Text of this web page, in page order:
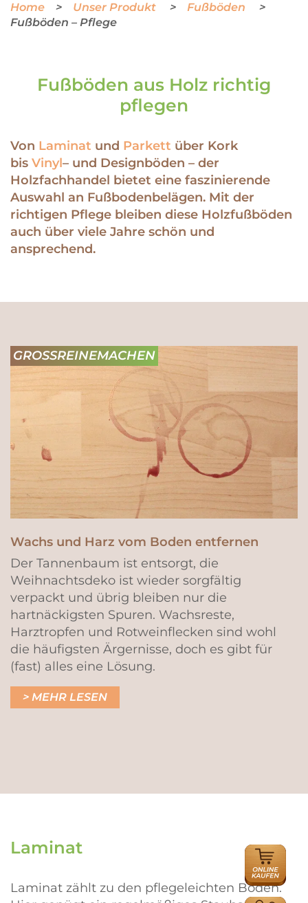
Home Unser Produkt
Fußböden
Fußböden – Pflege
Fußböden aus Holz richtig
pflegen
Von Laminat und Parkett über Kork
bis Vinyl– und Designböden – der
Holzfachhandel bietet eine faszinierende
Auswahl an Fußbodenbelägen. Mit der
richtigen Pflege bleiben diese Holzfußböden
auch über viele Jahre schön und
ansprechend.
GROSSREINEMACHEN
Wachs und Harz vom Boden entfernen
Der Tannenbaum ist entsorgt, die
Weihnachtsdeko ist wieder sorgfältig
verpackt und übrig bleiben nur die
hartnäckigsten Spuren. Wachsreste,
Harztropfen und Rotweinflecken sind wohl
die häufigsten Ärgernisse, doch es gibt für
(fast) alles eine Lösung.
MEHR LESEN
Laminat
Laminat zählt zu den pflegeleichten Böden.
ONLINE